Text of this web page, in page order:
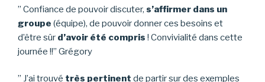
” Confiance de pouvoir discuter, s’affirmer dans un
groupe (équipe), de pouvoir donner ces besoins et
d’être sûr d’avoir été compris ! Convivialité dans cette
journée !!” Grégory
” J’ai trouvé très pertinent de partir sur des exemples